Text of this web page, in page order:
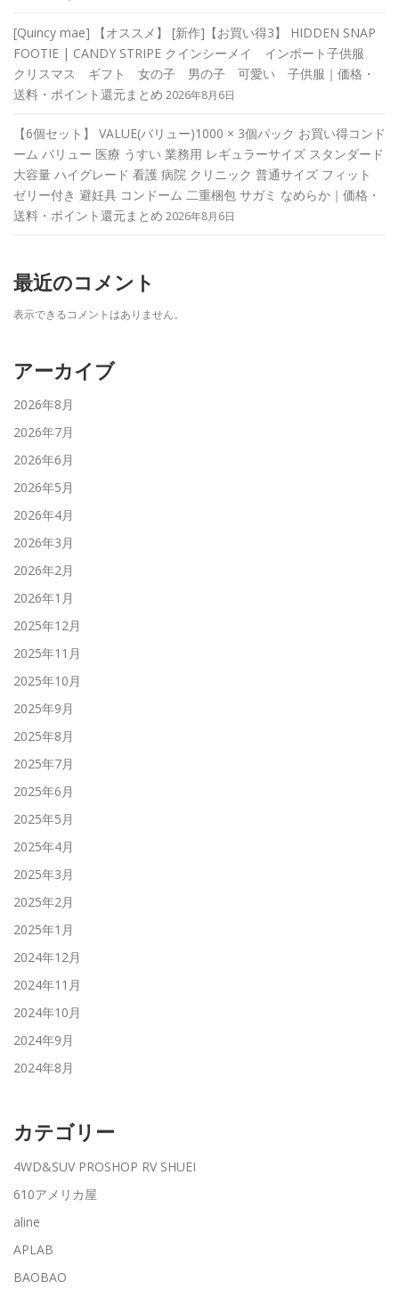
[Quincy mae] 【オススメ】 [新作]【お買い得3】 HIDDEN SNAP
FOOTIE | CANDY STRIPE クインシーメイ インポート子供服
クリスマス ギフト 女の子 男の子 可愛い 子供服｜価格・
送料・ポイント還元まとめ 2026年8月6日
【6個セット】 VALUE(バリュー)1000 × 3個パック お買い得コンド
ーム バリュー 医療 うすい 業務用 レギュラーサイズ スタンダード
大容量 ハイグレード 看護 病院 クリニック 普通サイズ フィット
ゼリー付き 避妊具 コンドーム 二重梱包 サガミ なめらか｜価格・
送料・ポイント還元まとめ 2026年8月6日
最近のコメント
表示できるコメントはありません。
アーカイブ
2026年8月
2026年7月
2026年6月
2026年5月
2026年4月
2026年3月
2026年2月
2026年1月
2025年12月
2025年11月
2025年10月
2025年9月
2025年8月
2025年7月
2025年6月
2025年5月
2025年4月
2025年3月
2025年2月
2025年1月
2024年12月
2024年11月
2024年10月
2024年9月
2024年8月
カテゴリー
4WD&SUV PROSHOP RV SHUEI
610アメリカ屋
aline
APLAB
BAOBAO